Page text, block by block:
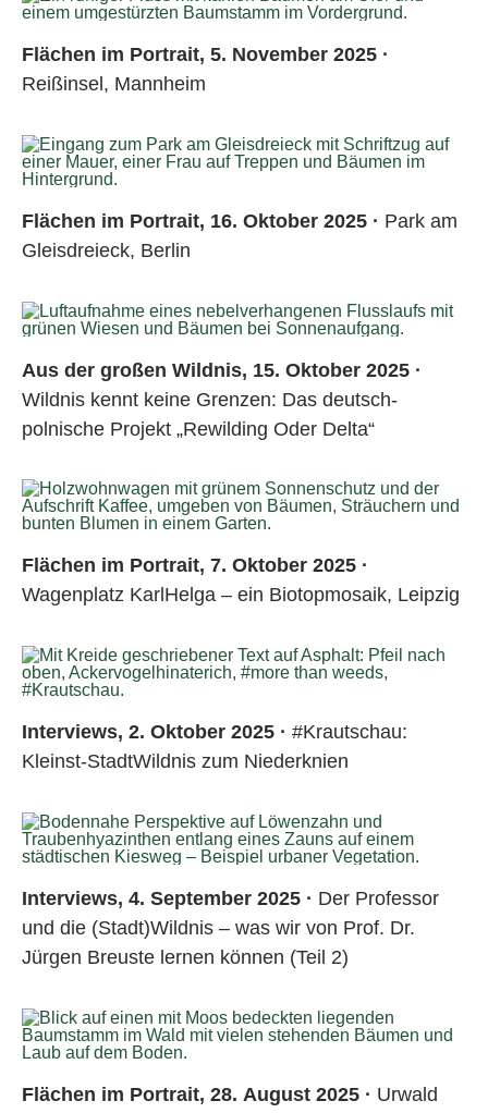
Flächen im Portrait, 5. November 2025 ·
Reißinsel, Mannheim
Flächen im Portrait, 16. Oktober 2025 · Park am
Gleisdreieck, Berlin
Aus der großen Wildnis, 15. Oktober 2025 ·
Wildnis kennt keine Grenzen: Das deutsch-
polnische Projekt „Rewilding Oder Delta“
Flächen im Portrait, 7. Oktober 2025 ·
Wagenplatz KarlHelga – ein Biotopmosaik, Leipzig
Interviews, 2. Oktober 2025 · #Krautschau:
Kleinst-StadtWildnis zum Niederknien
Interviews, 4. September 2025 · Der Professor
und die (Stadt)Wildnis – was wir von Prof. Dr.
Jürgen Breuste lernen können (Teil 2)
Flächen im Portrait, 28. August 2025 · Urwald